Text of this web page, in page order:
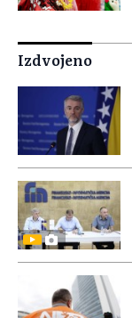
Izdvojeno